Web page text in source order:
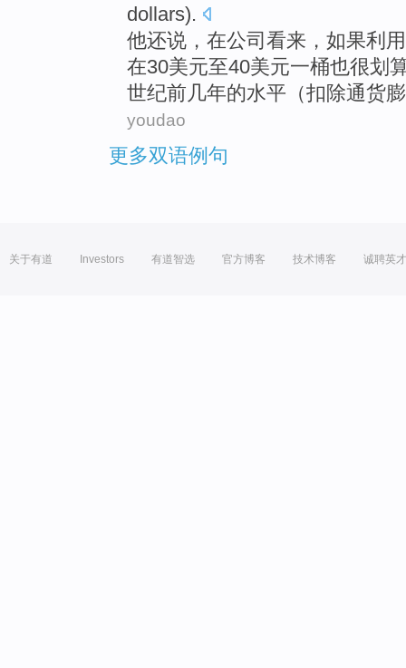
dollars).
他还说 ， 在公司看来， 如果利用
在30美元至40美元一桶也很划
世纪前几年的水平（扣除通货
youdao
更多双语例句
关于有道 Investors 有道智选 官方博客 技术博客 诚聘英才